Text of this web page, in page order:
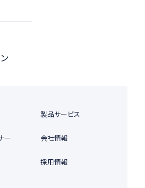
製品サービス
ー 会社情報
採用情報